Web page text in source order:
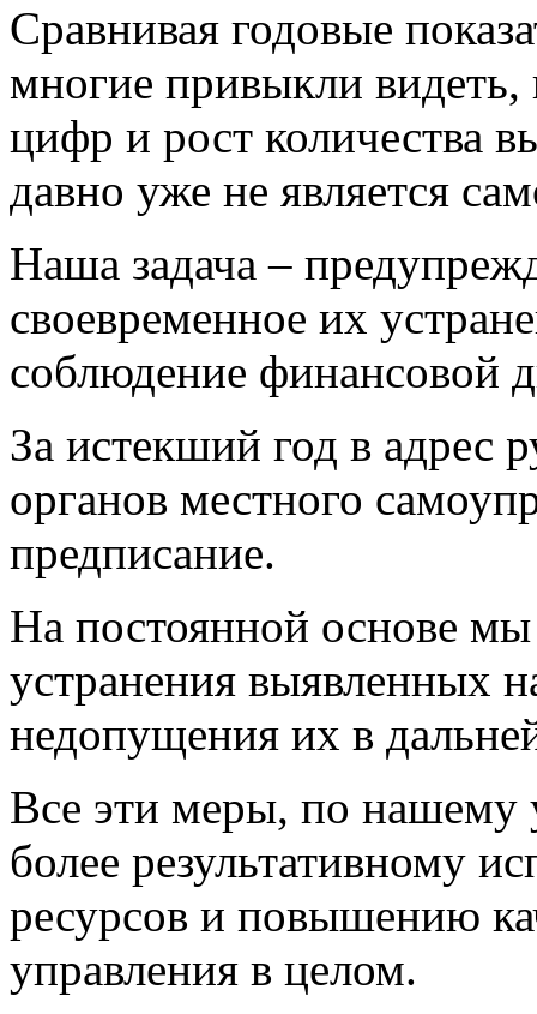
Сравнивая годовые
многие привыкли
цифр и рост количества
давно уже не является
Наша задача –
своевременное их
соблюдение финансовой
За истекший год в адрес
органов местного
предписание.
На постоянной основе
устранения выявленных
недопущения их в
Все эти меры, по нашему
более результативному
ресурсов и повышению
управления в целом.